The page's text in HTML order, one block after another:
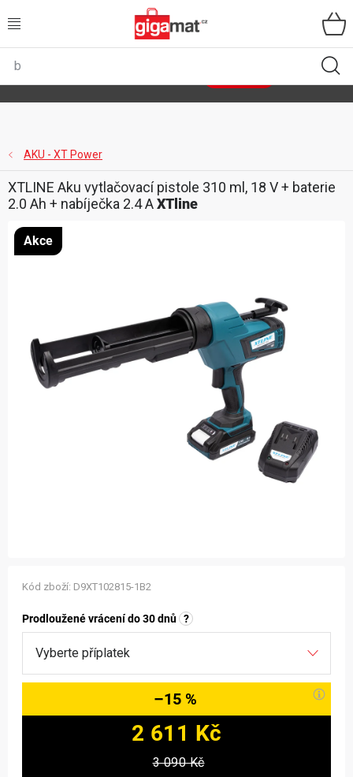
na
VŠECHNY KATEGORIE
ZAHRADA
DÍLNA
ÚLOŽNÉ BOXY
ZNAČKY
Kontakt
AKU - XT Power
Prodloužené vrácení do 30 dnů ?
3 090 Kč
–15 %
2 611 Kč
Kód zboží: D9XT102815-1B2
XTLINE Aku vytlačovací pistole 310 ml, 18 V + baterie
2.0 Ah + nabíječka 2.4 AXTline
Akce